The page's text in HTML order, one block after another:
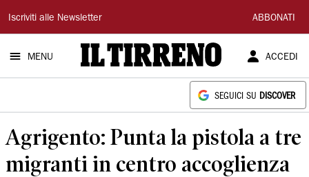
Il
Tirreno
Iscriviti alle Newsletter ABBONATI
MENU ACCEDI
SEGUICI SU DISCOVER
Agrigento: Punta la pistola a tre
migranti in centro accoglienza